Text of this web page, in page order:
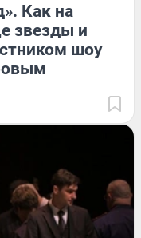
Как на
звезды и
шоу